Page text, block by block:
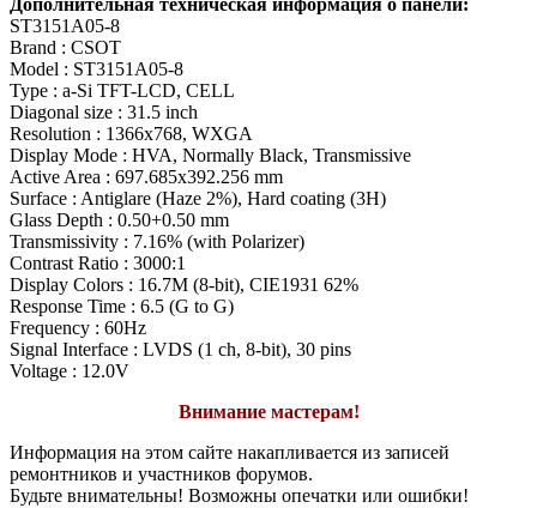
Дополнительная техническая информация о панели:
ST3151A05-8
Brand : CSOT
Model : ST3151A05-8
Type : a-Si TFT-LCD, CELL
Diagonal size : 31.5 inch
Resolution : 1366x768, WXGA
Display Mode : HVA, Normally Black, Transmissive
Active Area : 697.685x392.256 mm
Surface : Antiglare (Haze 2%), Hard coating (3H)
Glass Depth : 0.50+0.50 mm
Transmissivity : 7.16% (with Polarizer)
Contrast Ratio : 3000:1
Display Colors : 16.7M (8-bit), CIE1931 62%
Response Time : 6.5 (G to G)
Frequency : 60Hz
Signal Interface : LVDS (1 ch, 8-bit), 30 pins
Voltage : 12.0V
Внимание мастерам!
Информация на этом сайте накапливается из записей
ремонтников и участников форумов.
Будьте внимательны! Возможны опечатки или ошибки!